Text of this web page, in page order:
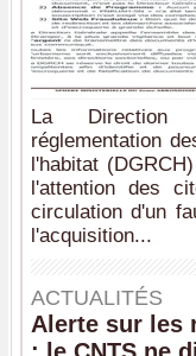
La
réglementation
l'habitat
l'attention des
circulation d'un
l'acquisition...
ACTUALITÉS
Alerte sur les